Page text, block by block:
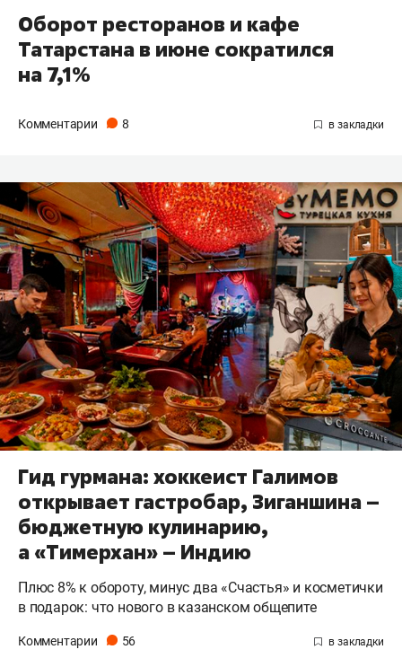
Оборот ресторанов и кафе
Татарстана в июне сократился
на 7,1%
Комментарии 8
Гид гурмана: хоккеист Галимов
открывает гастробар, Зиганшина –
бюджетную кулинарию,
а «Тимерхан» – Индию
Плюс 8% к обороту, минус два «Счастья» и косметички
в подарок: что нового в казанском общепите
Комментарии 56